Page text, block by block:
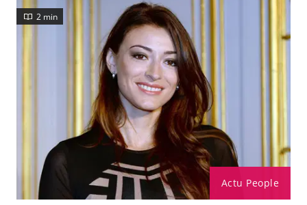
Actu People
2 min